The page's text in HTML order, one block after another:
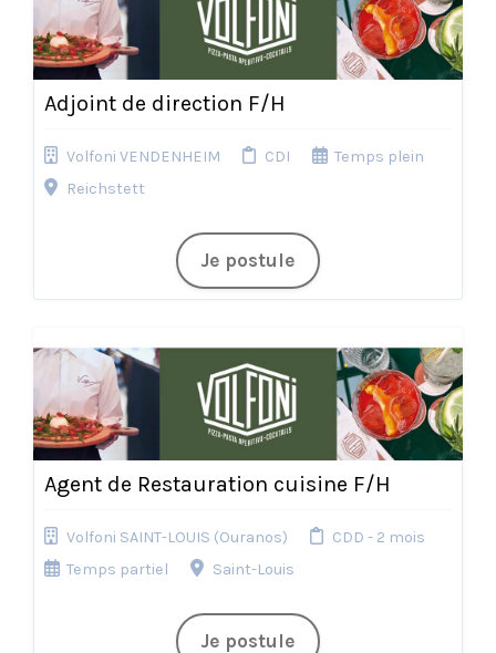
Adjoint de direction F/H
Volfoni VENDENHEIM CDI
Temps plein
Reichstett
Je postule
Agent de Restauration cuisine F/H
Volfoni SAINT-LOUIS (Ouranos)
CDD - 2 mois
Temps partiel
Saint-Louis
Je postule